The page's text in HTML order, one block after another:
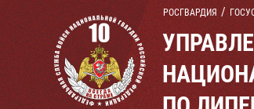
РОСГВАРДИЯ